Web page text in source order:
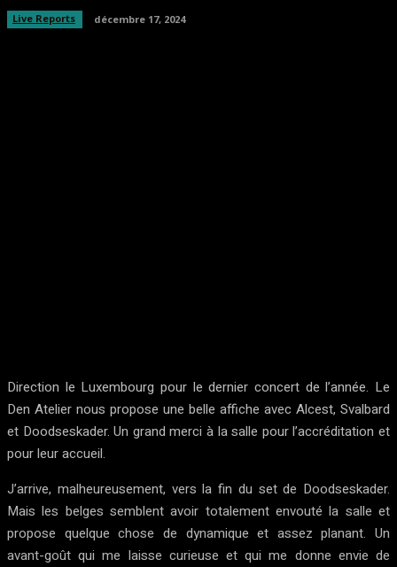
Live Reports décembre 17, 2024
Direction le Luxembourg pour le dernier concert de l’année. Le
Den Atelier nous propose une belle affiche avec Alcest, Svalbard
et Doodseskader. Un grand merci à la salle pour l’accréditation et
pour leur accueil.
J’arrive, malheureusement, vers la fin du set de Doodseskader.
Mais les belges semblent avoir totalement envouté la salle et
propose quelque chose de dynamique et assez planant. Un
avant-goût qui me laisse curieuse et qui me donne envie de